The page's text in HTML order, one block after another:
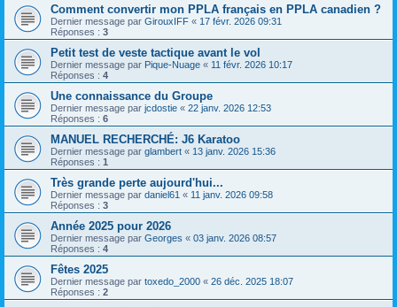
Comment convertir mon PPLA français en PPLA canadien ?
Dernier message par GirouxIFF « 17 févr. 2026 09:31
Réponses : 3
Petit test de veste tactique avant le vol
Dernier message par Pique-Nuage « 11 févr. 2026 10:17
Réponses : 4
Une connaissance du Groupe
Dernier message par jcdostie « 22 janv. 2026 12:53
Réponses : 6
MANUEL RECHERCHÉ: J6 Karatoo
Dernier message par glambert « 13 janv. 2026 15:36
Réponses : 1
Très grande perte aujourd'hui...
Dernier message par daniel61 « 11 janv. 2026 09:58
Réponses : 3
Année 2025 pour 2026
Dernier message par Georges « 03 janv. 2026 08:57
Réponses : 4
Fêtes 2025
Dernier message par toxedo_2000 « 26 déc. 2025 18:07
Réponses : 2